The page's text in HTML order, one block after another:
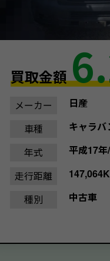
買取金額
メーカー
日産
車種
キャラバ
年式
平成17
走行距離
種別
中古車